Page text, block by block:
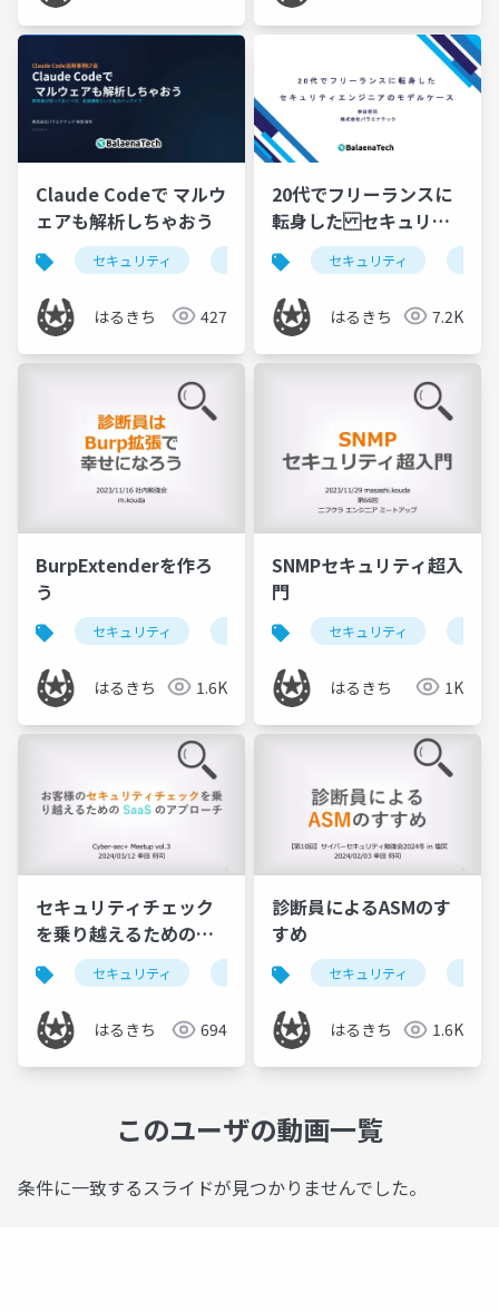
Claude Codeで マルウ
ェアも解析しちゃおう
セキュリティ chrome extensions
はるきち 427
20代でフリーランスに
転身した セキュリテ
ィエンジニアのモデル
ケース
セキュリティ
はるきち 7.2K
BurpExtenderを作ろ
う
セキュリティ 脆弱性診断 脆弱性
はるきち 1.6K
SNMPセキュリティ超入
門
セキュリティ
はるきち 1K
セキュリティチェック
を乗り越えるための
SaaSのアプローチ
セキュリティ 脆弱性管理 認証規格
はるきち 694
診断員によるASMのす
すめ
セキュリティ
はるきち 1.6K
このユーザの動画一覧
条件に一致するスライドが見つかりませんでした。